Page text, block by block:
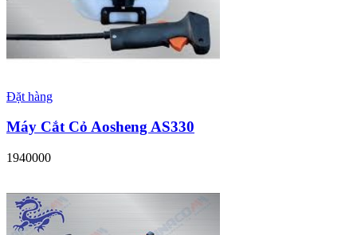
Đặt hàng
Máy Cắt Cỏ Aosheng AS330
1940000